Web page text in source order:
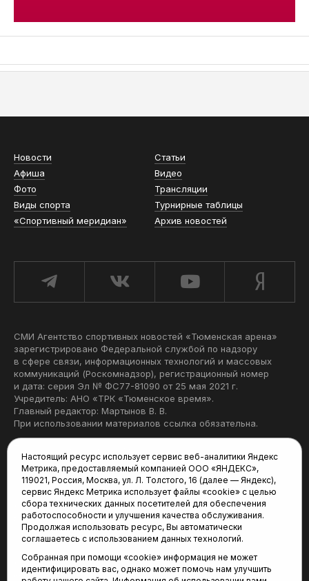
Новости
Статьи
Афиша
Видео
Фото
Трансляции
Виды спорта
Турнирные таблицы
«Спортивный меридиан»
Архив новостей
СМИ Агентство спортивных новостей «Тюменская арена»
зарегистрировано Федеральной службой по надзору
в сфере связи, информационных технологий и массовых
коммуникаций (Роскомнадзор), регистрационный номер
и дата: серия Эл № ФС77-81090 от 25 мая 2021 г.
Учредитель: АНО «ТРК «Тюменское время».
Главный редактор: Мартынов В. В.
При использовании материалов ссылка обязательна.
Редакция:
625035, Тюмень, пр. Геологоразведчиков, 28А
(3452) 68-22-28
tum-arena@mail.ru
Отдел продаж:
(3452) 68-89-78
kotovaev@sibinformburo.ru
Настоящий ресурс использует сервис веб-аналитики Яндекс
Метрика, предоставляемый компанией ООО «ЯНДЕКС»,
119021, Россия, Москва, ул. Л. Толстого, 16 (далее — Яндекс),
сервис Яндекс Метрика использует файлы «cookie» с целью
сбора технических данных посетителей для обеспечения
работоспособности и улучшения качества обслуживания.
Продолжая использовать ресурс, Вы автоматически
соглашаетесь с использованием данных технологий.
Собранная при помощи «cookie» информация не может
идентифицировать вас, однако может помочь нам улучшить